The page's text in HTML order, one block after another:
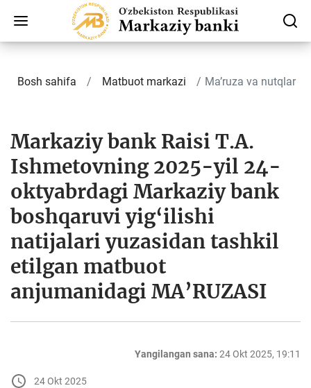
Bosh sahifa Matbuot markazi Ma’ruza va nutqlar
Markaziy bank Raisi T.A.
Ishmetovning 2025-yil 24-
oktyabrdagi Markaziy bank
boshqaruvi yig‘ilishi
natijalari yuzasidan tashkil
etilgan matbuot
anjumanidagi MA’RUZASI
Yangilangan sana: 24 Okt 2025, 19:11
24 Okt 2025